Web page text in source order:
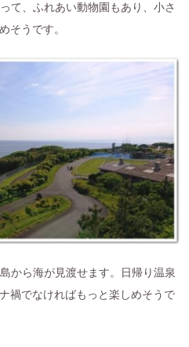
て、ふれあい動物園もあり、小さ
そうです。
から海が見渡せます。日帰り温泉
禍でなければもっと楽しめそうで